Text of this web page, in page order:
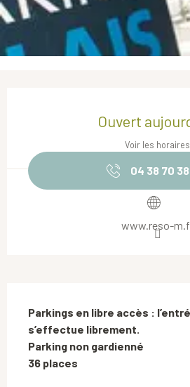
Ouvert
Voir les horaires
04 38 70 38
www.reso-
Parkings en libre accès :
s’effectue librement.
Parking non gardienné
36 places